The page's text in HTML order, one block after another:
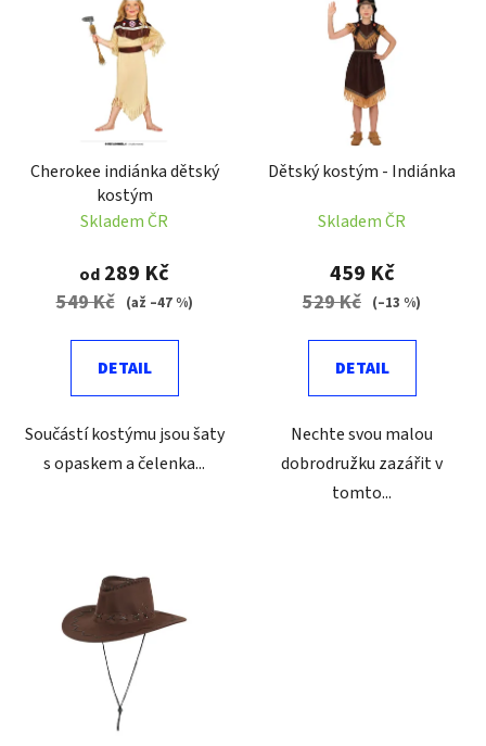
Cherokee indiánka dětský
kostým
Skladem ČR
od 289 Kč
549 Kč (až –47 %)
DETAIL
Součástí kostýmu jsou šaty
s opaskem a čelenka...
Dětský kostým - Indiánka
Skladem ČR
459 Kč
529 Kč (–13 %)
DETAIL
Nechte svou malou
dobrodružku zazářit v
tomto...